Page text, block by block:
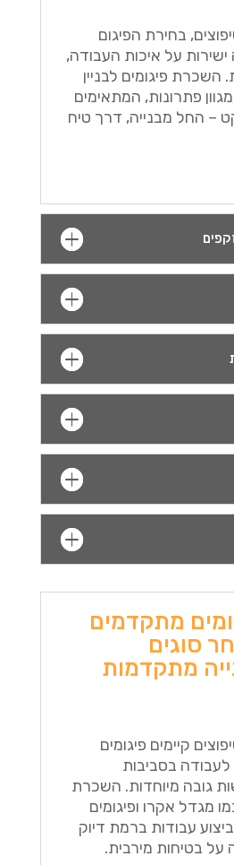
בחירת הפיגום
על איכות העבודה,
השכרת פיגומים לבניין
פתרונות, המתאימים
– החל מבנייה, דרך טיח
מתקדמים
סוגים
מתקדמות
קיימים פיגומים
לעבודה בסביבות
גובה מיוחדות. השכרת
מגדל אקרו ופיגומים
עבודות ברמת דיוק
על בטיחות מירבית.